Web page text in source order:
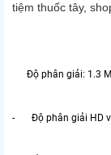
tiệm thuốc tây,
Độ phân giải: 1.3
- Độ phân giải HD